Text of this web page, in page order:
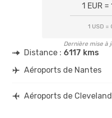
1 EUR =
1 USD =
Dernière mise à
Distance : 6117 kms
Aéroports de Nantes
Aéroports de Cleveland